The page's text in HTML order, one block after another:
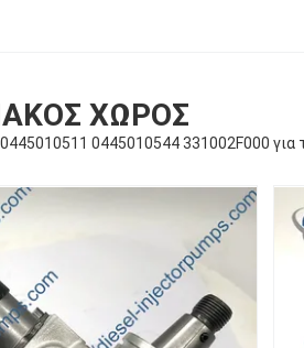
ΧΏΡΟΣ
0445010544 331002F000 για